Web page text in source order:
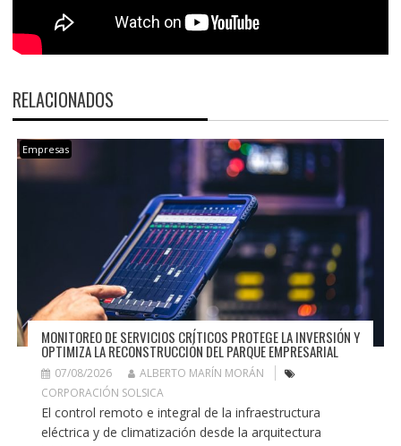
RELACIONADOS
Empresas
MONITOREO DE SERVICIOS CRÍTICOS PROTEGE LA INVERSIÓN Y
OPTIMIZA LA RECONSTRUCCIÓN DEL PARQUE EMPRESARIAL
07/08/2026
ALBERTO MARÍN MORÁN
CORPORACIÓN SOLSICA
El control remoto e integral de la infraestructura
eléctrica y de climatización desde la arquitectura